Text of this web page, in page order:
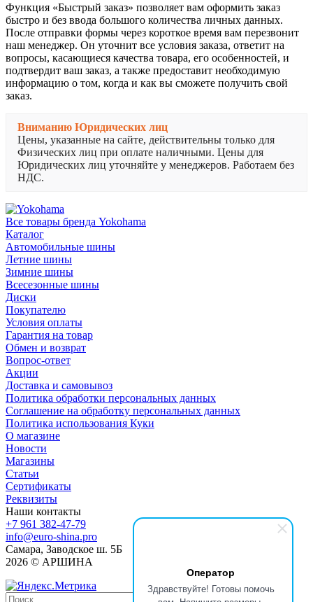
Оператор
Здравствуйте! Готовы помочь
Функция «Быстрый заказ» позволяет вам оформить заказ
быстро и без ввода большого количества личных данных.
После отправки формы через короткое время вам перезвонит
наш менеджер. Он уточнит все условия заказа, ответит на
вопросы, касающиеся качества товара, его особенностей, и
подтвердит ваш заказ, а также предоставит необходимую
информацию о том, когда и как вы сможете получить свой
заказ.
Вниманию Юридических лиц
Цены, указанные на сайте, действительны только для
Физических лиц при оплате наличными. Цены для
Юридических лиц уточняйте у менеджеров. Работаем без
НДС.
Все товары бренда Yokohama
Каталог
Автомобильные шины
Летние шины
Зимние шины
Всесезонные шины
Диски
Покупателю
Условия оплаты
Гарантия на товар
Обмен и возврат
Вопрос-ответ
Акции
Доставка и самовывоз
Политика обработки персональных данных
Соглашение на обработку персональных данных
Политика использования Куки
О магазине
Новости
Магазины
Статьи
Сертификаты
Реквизиты
Наши контакты
+7 961 382-47-79
info@euro-shina.pro
Самара, Заводское ш. 5Б
2026 © АРШИНА